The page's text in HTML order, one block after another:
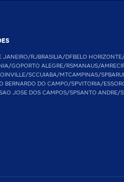
JANEIRO/RJBRASILIA/DFBELO
GOPORTO ALEGRE/RSMANAUS/AM
SCCUIABA/MTCAMPINAS/SP
BERNARDO DO CAMPO/SPVITORIA/ES
JOSE DOS CAMPOS/SPSANTO ANDRE/